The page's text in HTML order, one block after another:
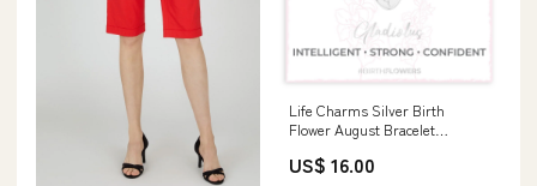
Life Charms Silver Birth
Flower August Bracelet
US$ 16.00